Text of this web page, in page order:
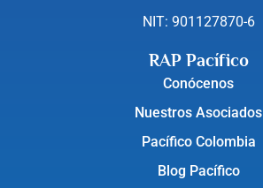
NIT: 901127870-6
RAP Pacífico
Conócenos
Nuestros Asociados
Pacífico Colombia
Blog Pacífico